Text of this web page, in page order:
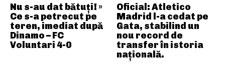
Nu s-au dat bătuți! »
Ce s-a petrecut pe
teren, imediat după
Dinamo – FC
Voluntari 4-0
Oficial: Atletico
Madrid l-a cedat pe
Gata, stabilind un
nou record de
transfer în istoria
națională.